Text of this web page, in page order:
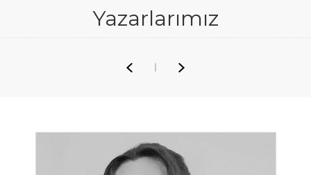
Yazarlarımız